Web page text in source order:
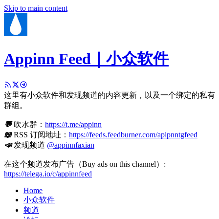
Skip to main content
Appinn Feed｜小众软件
这里有小众软件和发现频道的内容更新，以及一个绑定的私有
群组。
💬吹水群： https://t.me/appinn
📖RSS 订阅地址： https://feeds.feedburner.com/apipnntgfeed
📣发现频道 @appinnfaxian
在这个频道发布广告（Buy ads on this channel）:
https://telega.io/c/appinnfeed
Home
小众软件
频道